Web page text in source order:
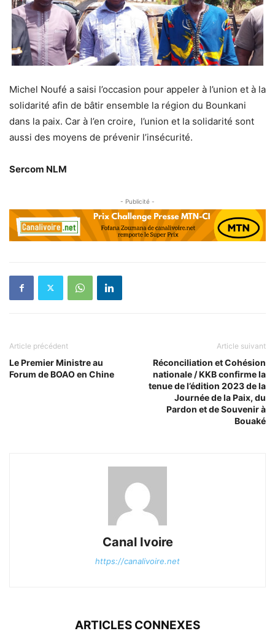
Michel Noufé a saisi l’occasion pour appeler à l’union et à la
solidarité afin de bâtir ensemble la région du Bounkani
dans la paix. Car à l’en croire, l’union et la solidarité sont
aussi des moyens de prévenir l’insécurité.
Sercom NLM
- Publicité -
Article précédent
Le Premier Ministre au
Forum de BOAO en Chine
Article suivant
Réconciliation et Cohésion
nationale / KKB confirme la
tenue de l’édition 2023 de la
Journée de la Paix, du
Pardon et de Souvenir à
Bouaké
Canal Ivoire
https://canalivoire.net
ARTICLES CONNEXES